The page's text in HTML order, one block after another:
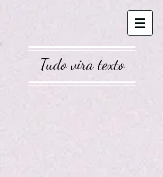
Tudo vira texto